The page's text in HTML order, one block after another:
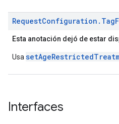
RequestConfiguration . Tag
Esta anotación dejó de estar
Usa
Interfaces